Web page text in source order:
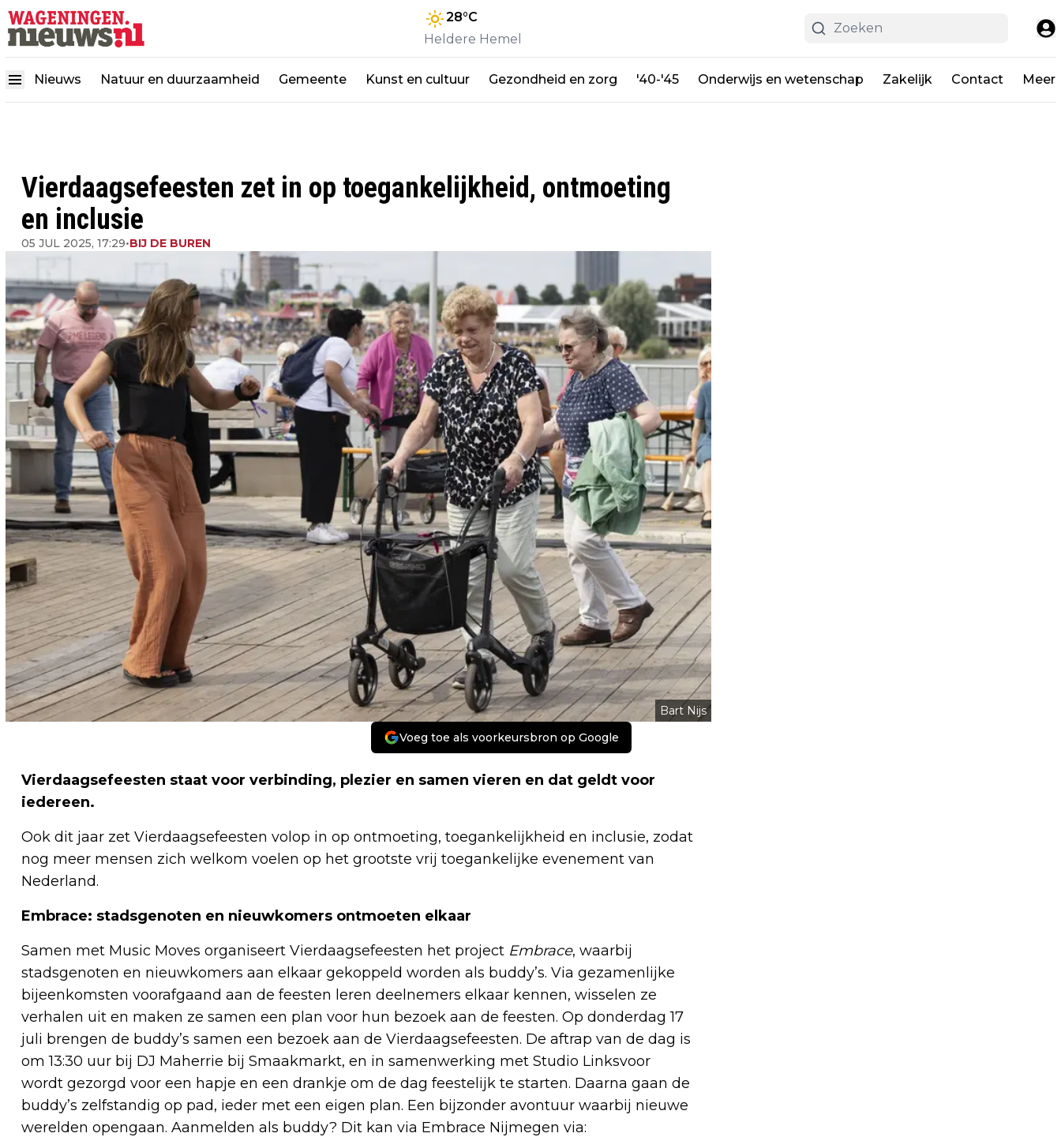
28°C
Heldere Hemel
Nieuws Natuur en duurzaamheid Gemeente Kunst en cultuur Gezondheid en zorg '40-'45 Onderwijs en wetenschap Zakelijk Contact Meer
Vierdaagsefeesten zet in op toegankelijkheid, ontmoeting
en inclusie
05 JUL 2025, 17:29•BIJ DE BUREN
Bart Nijs
Voeg toe als voorkeursbron op Google
Vierdaagsefeesten staat voor verbinding, plezier en samen vieren en dat geldt voor
iedereen.
Ook dit jaar zet Vierdaagsefeesten volop in op ontmoeting, toegankelijkheid en inclusie, zodat
nog meer mensen zich welkom voelen op het grootste vrij toegankelijke evenement van
Nederland.
Embrace: stadsgenoten en nieuwkomers ontmoeten elkaar
Samen met Music Moves organiseert Vierdaagsefeesten het project Embrace, waarbij
stadsgenoten en nieuwkomers aan elkaar gekoppeld worden als buddy’s. Via gezamenlijke
bijeenkomsten voorafgaand aan de feesten leren deelnemers elkaar kennen, wisselen ze
verhalen uit en maken ze samen een plan voor hun bezoek aan de feesten. Op donderdag 17
juli brengen de buddy’s samen een bezoek aan de Vierdaagsefeesten. De aftrap van de dag is
om 13:30 uur bij DJ Maherrie bij Smaakmarkt, en in samenwerking met Studio Linksvoor
wordt gezorgd voor een hapje en een drankje om de dag feestelijk te starten. Daarna gaan de
buddy’s zelfstandig op pad, ieder met een eigen plan. Een bijzonder avontuur waarbij nieuwe
werelden opengaan. Aanmelden als buddy? Dit kan via Embrace Nijmegen via: